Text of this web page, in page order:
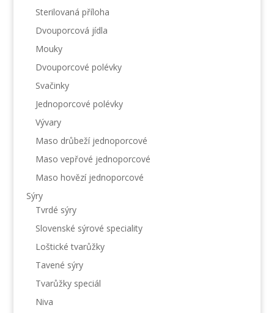
Sterilovaná příloha
Dvouporcová jídla
Mouky
Dvouporcové polévky
Svačinky
Jednoporcové polévky
Vývary
Maso drůbeží jednoporcové
Maso vepřové jednoporcové
Maso hovězí jednoporcové
Sýry
Tvrdé sýry
Slovenské sýrové speciality
Loštické tvarůžky
Tavené sýry
Tvarůžky speciál
Niva